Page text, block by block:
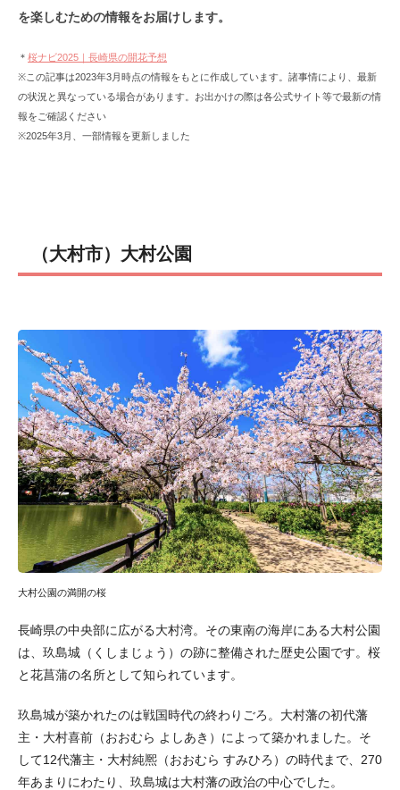
を楽しむための情報をお届けします。
＊ 桜ナビ2025｜長崎県の開花予想
※この記事は2023年3月時点の情報をもとに作成しています。諸事情により、最新
の状況と異なっている場合があります。お出かけの際は各公式サイト等で最新の情
報をご確認ください
※2025年3月、一部情報を更新しました
（大村市）大村公園
大村公園の満開の桜
長崎県の中央部に広がる大村湾。その東南の海岸にある大村公園
は、玖島城（くしまじょう）の跡に整備された歴史公園です。桜
と花菖蒲の名所として知られています。
玖島城が築かれたのは戦国時代の終わりごろ。大村藩の初代藩
主・大村喜前（おおむら よしあき）によって築かれました。そ
して12代藩主・大村純熈（おおむら すみひろ）の時代まで、270
年あまりにわたり、玖島城は大村藩の政治の中心でした。